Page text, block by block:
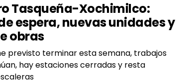
Tasqueña-Xochimilco:
espera, nuevas unidades y
obras
previsto terminar esta semana, trabajos
hay estaciones cerradas y resta